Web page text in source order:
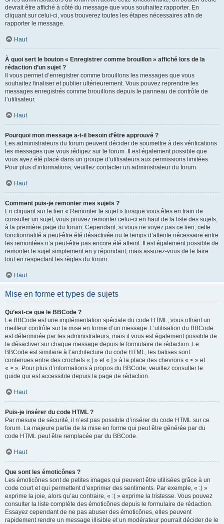
devrait être affiché à côté du message que vous souhaitez rapporter. En
cliquant sur celui-ci, vous trouverez toutes les étapes nécessaires afin de
rapporter le message.
Haut
À quoi sert le bouton « Enregistrer comme brouillon » affiché lors de la
rédaction d’un sujet ?
Il vous permet d’enregistrer comme brouillons les messages que vous
souhaitez finaliser et publier ultérieurement. Vous pouvez reprendre les
messages enregistrés comme brouillons depuis le panneau de contrôle de
l’utilisateur.
Haut
Pourquoi mon message a-t-il besoin d’être approuvé ?
Les administrateurs du forum peuvent décider de soumettre à des vérifications
les messages que vous rédigez sur le forum. Il est également possible que
vous ayez été placé dans un groupe d’utilisateurs aux permissions limitées.
Pour plus d’informations, veuillez contacter un administrateur du forum.
Haut
Comment puis-je remonter mes sujets ?
En cliquant sur le lien « Remonter le sujet » lorsque vous êtes en train de
consulter un sujet, vous pouvez remonter celui-ci en haut de la liste des sujets,
à la première page du forum. Cependant, si vous ne voyez pas ce lien, cette
fonctionnalité a peut-être été désactivée ou le temps d’attente nécessaire entre
les remontées n’a peut-être pas encore été atteint. Il est également possible de
remonter le sujet simplement en y répondant, mais assurez-vous de le faire
tout en respectant les règles du forum.
Haut
Mise en forme et types de sujets
Qu’est-ce que le BBCode ?
Le BBCode est une implémentation spéciale du code HTML, vous offrant un
meilleur contrôle sur la mise en forme d’un message. L’utilisation du BBCode
est déterminée par les administrateurs, mais il vous est également possible de
la désactiver sur chaque message depuis le formulaire de rédaction. Le
BBCode est similaire à l’architecture du code HTML, les balises sont
contenues entre des crochets « [ » et « ] » à la place des chevrons « < » et
« > ». Pour plus d’informations à propos du BBCode, veuillez consulter le
guide qui est accessible depuis la page de rédaction.
Haut
Puis-je insérer du code HTML ?
Par mesure de sécurité, il n’est pas possible d’insérer du code HTML sur ce
forum. La majeure partie de la mise en forme qui peut être générée par du
code HTML peut être remplacée par du BBCode.
Haut
Que sont les émoticônes ?
Les émoticônes sont de petites images qui peuvent être utilisées grâce à un
code court et qui permettent d’exprimer des sentiments. Par exemple, « :) »
exprime la joie, alors qu’au contraire, « :( » exprime la tristesse. Vous pouvez
consulter la liste complète des émoticônes depuis le formulaire de rédaction.
Essayez cependant de ne pas abuser des émoticônes, elles peuvent
rapidement rendre un message illisible et un modérateur pourrait décider de le